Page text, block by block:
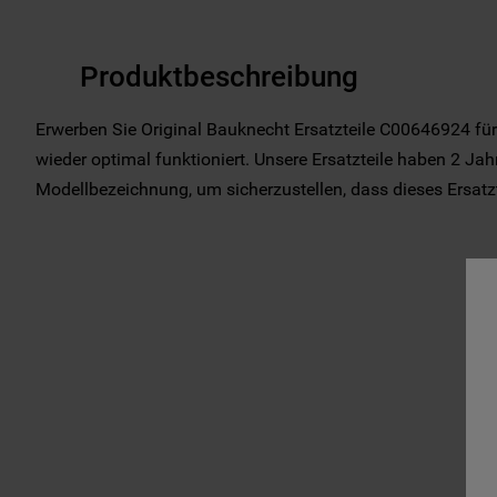
Produktbeschreibung
Erwerben Sie Original Bauknecht Ersatzteile C00646924
wieder optimal funktioniert. Unsere Ersatzteile haben 2
Modellbezeichnung, um sicherzustellen, dass dieses